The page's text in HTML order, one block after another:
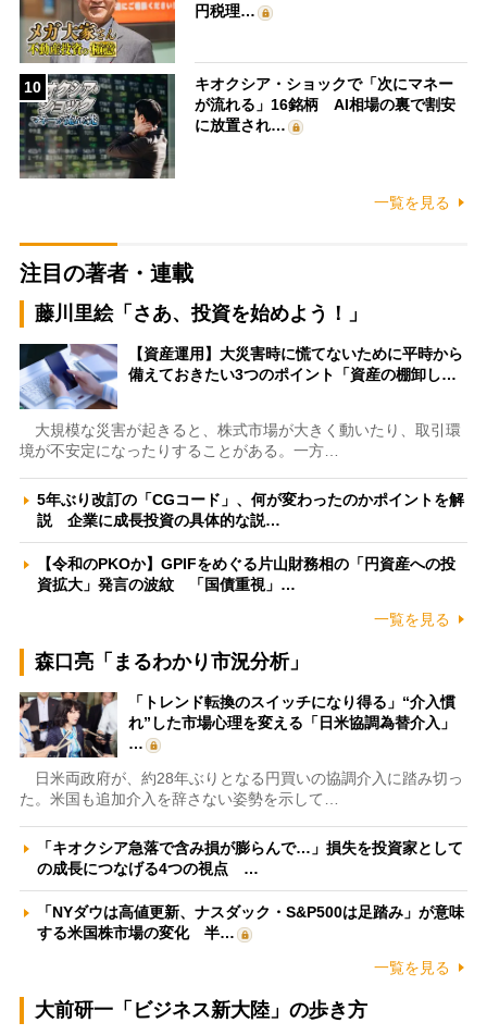
円税理…
10
キオクシア・ショックで「次にマネー
が流れる」16銘柄 AI相場の裏で割安
に放置され…
一覧を見る
注目の著者・連載
藤川里絵「さあ、投資を始めよう！」
【資産運用】大災害時に慌てないために平時から
備えておきたい3つのポイント「資産の棚卸し…
大規模な災害が起きると、株式市場が大きく動いたり、取引環
境が不安定になったりすることがある。一方…
5年ぶり改訂の「CGコード」、何が変わったのかポイントを解
説 企業に成長投資の具体的な説…
【令和のPKOか】GPIFをめぐる片山財務相の「円資産への投
資拡大」発言の波紋 「国債重視」…
一覧を見る
森口亮「まるわかり市況分析」
「トレンド転換のスイッチになり得る」“介入慣
れ”した市場心理を変える「日米協調為替介入」
…
日米両政府が、約28年ぶりとなる円買いの協調介入に踏み切っ
た。米国も追加介入を辞さない姿勢を示して…
「キオクシア急落で含み損が膨らんで…」損失を投資家として
の成長につなげる4つの視点 …
「NYダウは高値更新、ナスダック・S&P500は足踏み」が意味
する米国株市場の変化 半…
一覧を見る
大前研一「ビジネス新大陸」の歩き方